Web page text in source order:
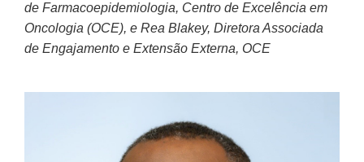
de Farmacoepidemiologia, Centro de Excelência em
Oncologia (OCE), e Rea Blakey, Diretora Associada
de Engajamento e Extensão Externa, OCE